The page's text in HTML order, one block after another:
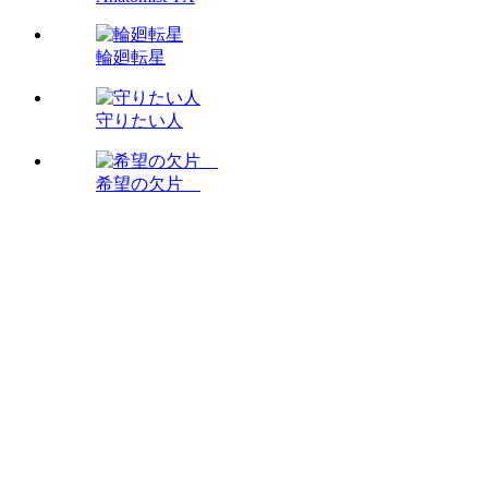
輪廻転星
守りたい人
希望の欠片